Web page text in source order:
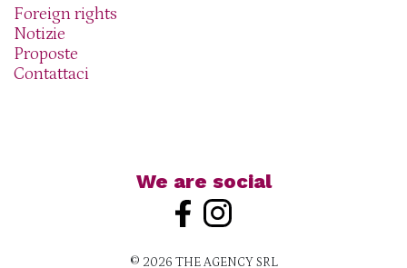
Foreign rights
Notizie
Proposte
Contattaci
We are social
© 2026 THE AGENCY SRL